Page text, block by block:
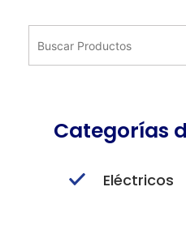
Categorías
Eléctricos